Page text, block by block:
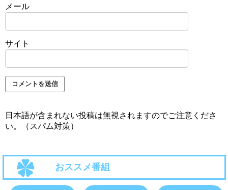
メール
サイト
日本語が含まれない投稿は無視されますのでご注意くださ
い。（スパム対策）
おススメ番組